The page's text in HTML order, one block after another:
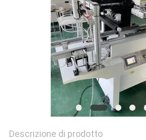
Descrizione di prodotto